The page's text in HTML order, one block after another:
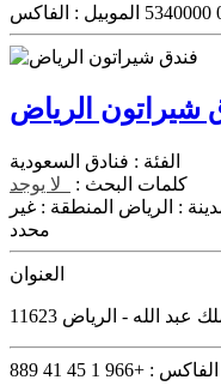
الموبيل :
شيراتون الرياض
الفئة : فنادق السعودية
كلمات البحث :
لا يوجد
: الرياض المنطقة : غير
محدد
العنوان
الله - الرياض 11623
الفاكس : +966 1 45 41 889